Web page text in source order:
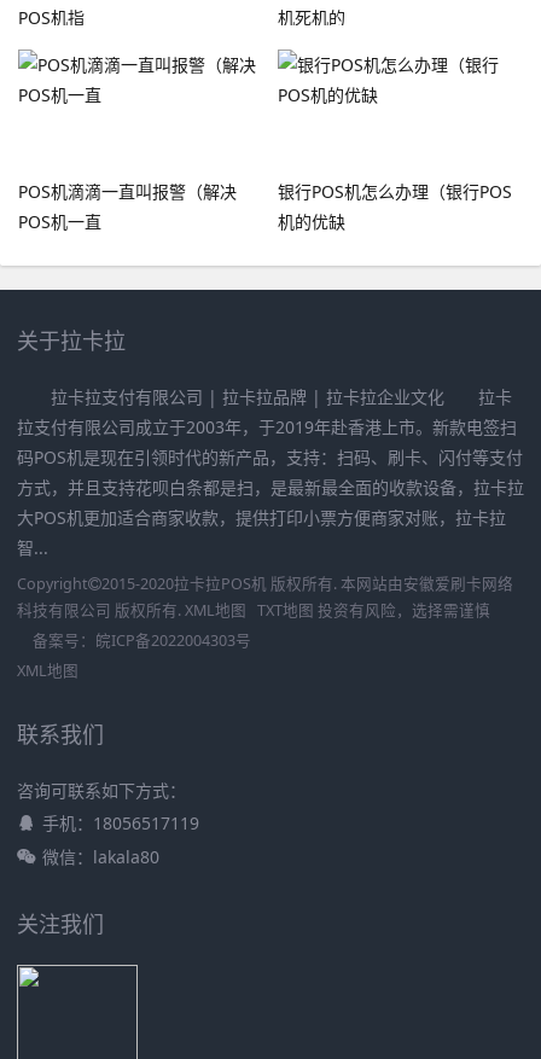
POS机指
机死机的
POS机滴滴一直叫报警（解决
POS机一直
银行POS机怎么办理（银行POS
机的优缺
关于拉卡拉
拉卡拉支付有限公司 | 拉卡拉品牌 | 拉卡拉企业文化 拉卡
拉支付有限公司成立于2003年，于2019年赴香港上市。新款电签扫
码POS机是现在引领时代的新产品，支持：扫码、刷卡、闪付等支付
方式，并且支持花呗白条都是扫，是最新最全面的收款设备，拉卡拉
大POS机更加适合商家收款，提供打印小票方便商家对账，拉卡拉
智...
Copyright 2015-2020拉卡拉POS机 版权所有. 本网站由安徽爱刷卡网络
科技有限公司 版权所有. XML地图 TXT地图 投资有风险，选择需谨慎
备案号： 皖ICP备2022004303号
XML地图
联系我们
咨询可联系如下方式：
手机：18056517119
微信：lakala80
关注我们